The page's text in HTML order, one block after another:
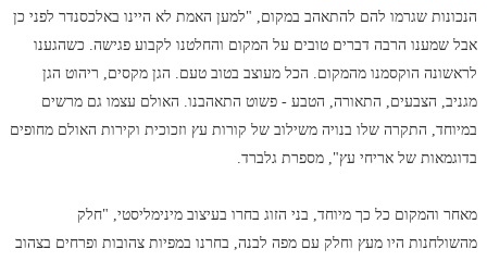
הנכונות שגרמו להם להתאהב במקום, "למען האמת לא היינו באלכסנדר לפני כן
אבל שמענו הרבה דברים טובים על המקום והחלטנו לקבוע פגישה. כשהגענו
לראשונה הוקסמנו מהמקום. הכל מעוצב בטוב טעם. הגן מקסים, ריהוט הגן
מגניב, הצבעים, התאורה, הטבע - פשוט התאהבנו. האולם עצמו גם מרשים
במיוחד, התקרה שלו בנויה משילוב של קורות עץ וזכוכית וקירות האולם מחופים
בדוגמאות של אריחי עץ", מספרת גלברד.
מאחר והמקום כל כך מיוחד, בני הזוג בחרו בעיצוב מינימליסטי, "חלק
מהשולחנות היו מעץ וחלק עם מפה לבנה, בחרנו במפיות צהובות ופרחים בצהוב